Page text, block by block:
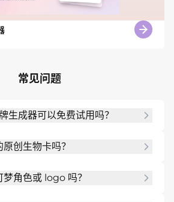
常见问题
生成器可以免费试用吗？
牌概念再决定是否升级。
创生物卡吗？
集换式卡牌版式。
角色或 logo 吗？